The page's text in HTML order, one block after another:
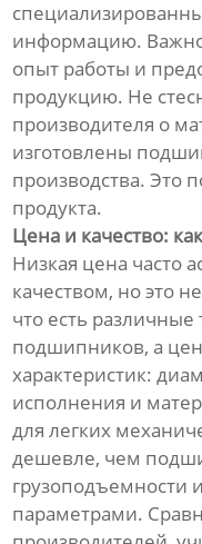
информацию.
опыт работы и
продукцию. Не
производителя о
изготовлены
производства. Это
продукта.
Цена и качество:
Низкая цена часто
качеством, но это
что есть
подшипников, а
характеристик:
исполнения и
для легких
дешевле, чем
грузоподъемности
параметрами.